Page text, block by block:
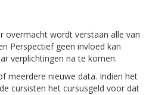
overmacht wordt verstaan alle van
Perspectief geen invloed kan
verplichtingen na te komen.
meerdere nieuwe data. Indien het
cursisten het cursusgeld voor dat